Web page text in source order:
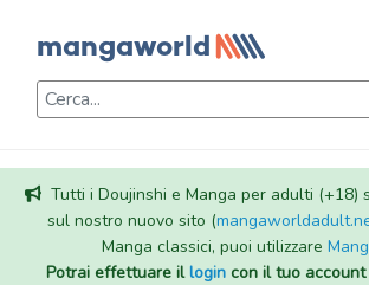
Tutti i Doujinshi e Manga per adulti (+18)
sul nostro nuovo sito (
Manga classici, puoi utilizzare
Potrai effettuare illogincon il tuo account